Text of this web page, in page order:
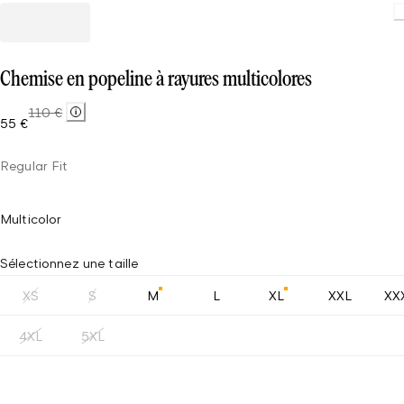
Chemise en popeline à rayures multicolores
55 €
110 €
Regular Fit
Multicolor
Sélectionnez une taille
XS S M L XL XXL
4XL 5XL